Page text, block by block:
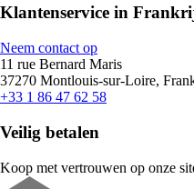
Klantenservice in
Neem contact op
11 rue Bernard Maris
37270 Montlouis-sur-Loire,
+33 1 86 47 62 58
Veilig betalen
Koop met vertrouwen op onze